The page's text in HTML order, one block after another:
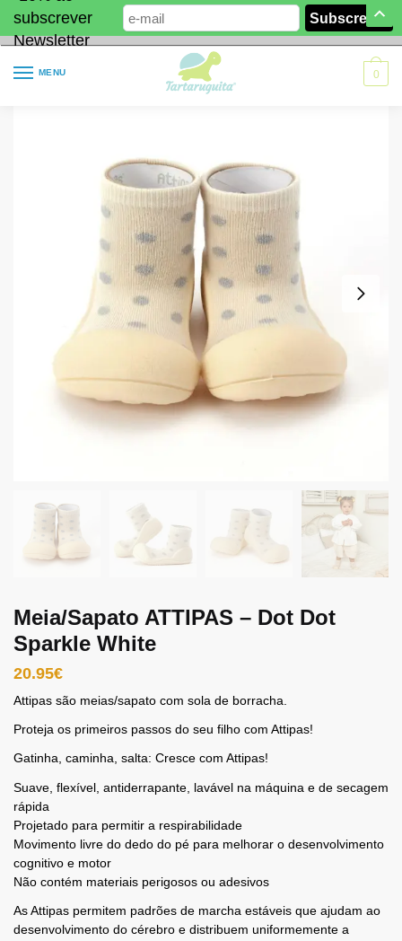
subscrever
Newsletter
MENU 0
Meia/Sapato ATTIPAS – Dot Dot
Sparkle White
20.95€
Attipas são meias/sapato com sola de borracha.
Proteja os primeiros passos do seu filho com Attipas!
Gatinha, caminha, salta: Cresce com Attipas!
Suave, flexível, antiderrapante, lavável na máquina e de secagem
rápida
Projetado para permitir a respirabilidade
Movimento livre do dedo do pé para melhorar o desenvolvimento
cognitivo e motor
Não contém materiais perigosos ou adesivos
As Attipas permitem padrões de marcha estáveis ​​que ajudam ao
desenvolvimento do cérebro e distribuem uniformemente a